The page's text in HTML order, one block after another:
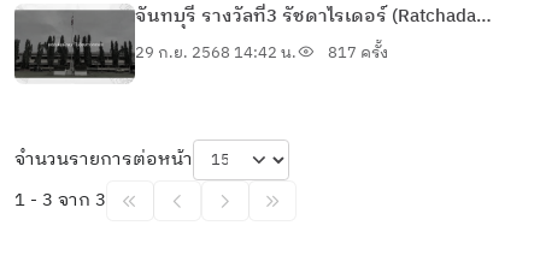
จันทบุรี รางวัลที่3 รัชดาไรเดอร์ (Ratchada
Riders)
29 ก.ย. 2568 14:42 น. 817 ครั้ง
จำนวนรายการต่อหน้า
1 - 3 จาก 3